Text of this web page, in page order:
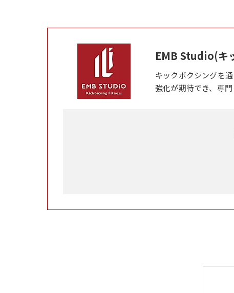
EMB Studio(キ
キックボクシングを
強化が期待でき、専